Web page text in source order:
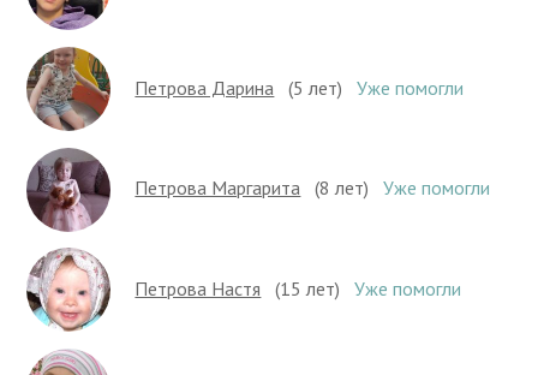
Петрова Дарина (5 лет) Уже помогли
Петрова Маргарита (8 лет) Уже помогли
Петрова Настя (15 лет) Уже помогли